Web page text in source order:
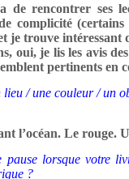
de rencontrer ses
complicité
je trouve intéressant
oui, je lis les avis
pertinents en
lieu / une couleur / un
l’océan. Le rouge.
pause lorsque votre
?